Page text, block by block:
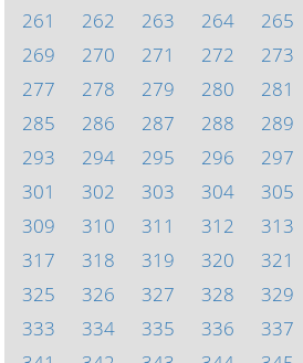
261
262 263 264 265
269
270 271 272 273
277
278 279 280 281
285
286 287 288 289
293
294 295 296 297
301
302 303 304 305
309
310 311 312 313
317
318 319 320 321
325
326 327 328 329
333
334 335 336 337